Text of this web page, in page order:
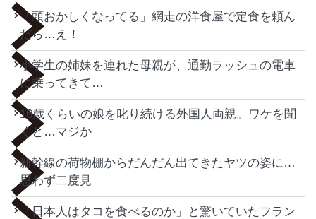
「頭おかしくなってる」網走の洋食屋で定食を頼ん
だら…え！
小学生の姉妹を連れた母親が、通勤ラッシュの電車
に乗ってきて…
16歳くらいの娘を叱り続ける外国人両親。ワケを聞
くと…マジか
新幹線の荷物棚からだんだん出てきたヤツの姿に…
思わず二度見
「日本人はタコを食べるのか」と驚いていたフラン